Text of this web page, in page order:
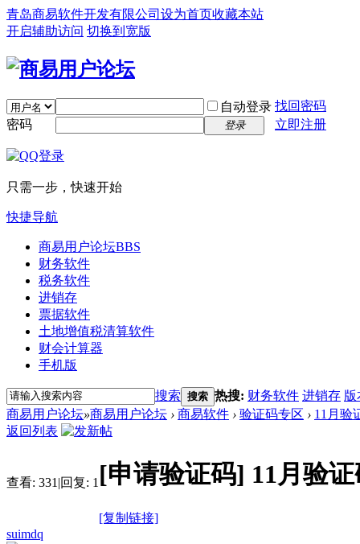
青岛商易软件开发有限公司 设为首页收藏本站
开启辅助访问 切换到宽版
自动登录 找回密码
密码
登录 立即注册
只需一步，快速开始
快捷导航
商易用户论坛BBS
财务软件
税务软件
进销存
票据软件
土地增值税清算软件
财会计算器
手机版
搜索 搜索 热搜: 财务软件 进销存 版
商易用户论坛»商易用户论坛 › 商易软件 › 验证码专区 › 11月验
返回列表
查看: 331 |回复: 1 [申请验证码] 11月验
[复制链接]
suimdq